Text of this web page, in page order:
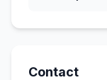
Contact